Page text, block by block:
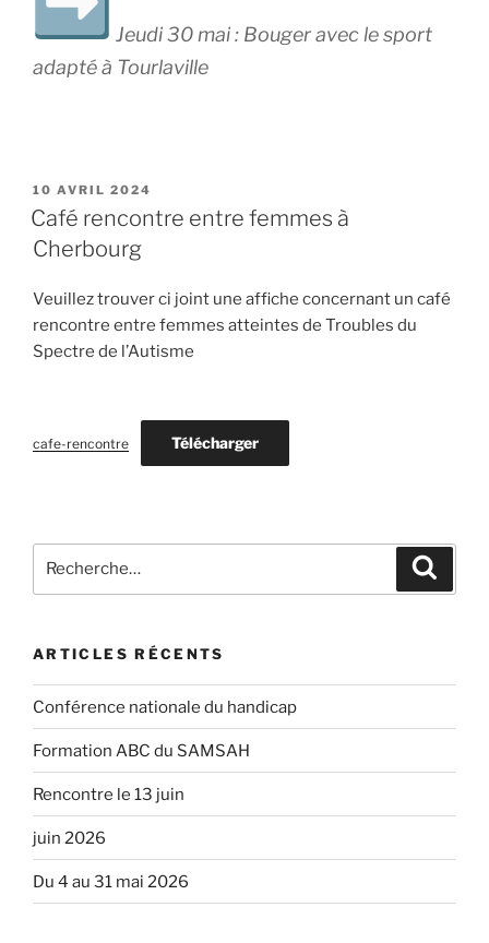
Jeudi 30 mai : Bouger avec le sport
adapté à Tourlaville
PUBLIÉ
LE
10 AVRIL 2024
Café rencontre entre femmes à
Cherbourg
Veuillez trouver ci joint une affiche concernant un café
rencontre entre femmes atteintes de Troubles du
Spectre de l’Autisme
cafe-rencontre Télécharger
pour
ARTICLES RÉCENTS
Conférence nationale du handicap
Formation ABC du SAMSAH
Rencontre le 13 juin
juin 2026
Du 4 au 31 mai 2026